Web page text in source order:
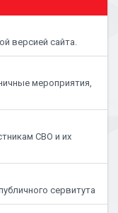
версией сайта.
мероприятия,
СВО и их
сервитута